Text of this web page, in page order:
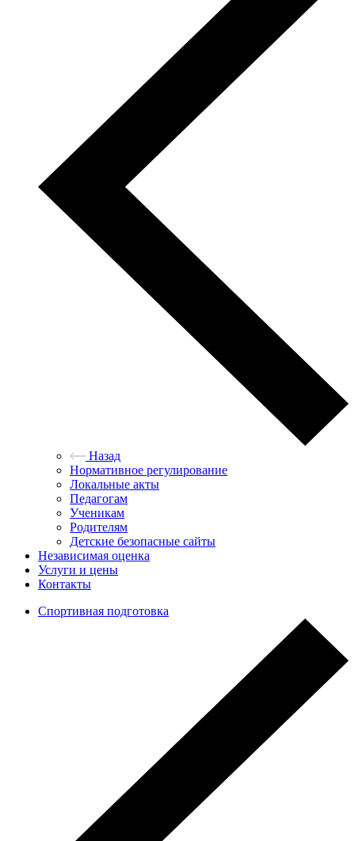
Назад
Нормативное регулирование
Локальные акты
Педагогам
Ученикам
Родителям
Детские безопасные сайты
Независимая оценка
Услуги и цены
Контакты
Спортивная подготовка